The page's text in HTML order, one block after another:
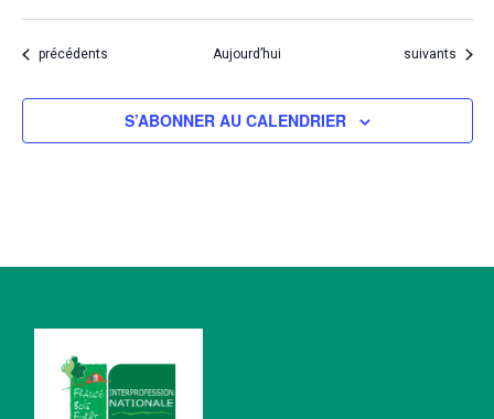
Évènements
précédents Aujourd’hui Évènements
suivants
S’ABONNER AU CALENDRIER